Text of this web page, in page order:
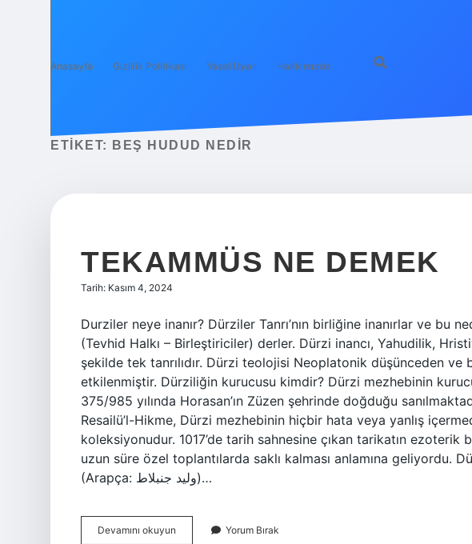
Anasayfa Gizlilik Politikası Yasal Uyarı Hakkımızda
ETIKET: BEŞ HUDUD NEDIR
TEKAMMÜS NE DEMEK
Tarih: Kasım 4, 2024
Durziler neye inanır? Dürziler Tanrı’nın birliğine inanırlar ve bu
(Tevhid Halkı – Birleştiriciler) derler. Dürzi inancı, Yahudilik,
şekilde tek tanrılıdır. Dürzi teolojisi Neoplatonik düşünceden
etkilenmiştir. Dürziliğin kurucusu kimdir? Dürzi mezhebinin
375/985 yılında Horasan’ın Züzen şehrinde doğduğu
Resailü’l-Hikme, Dürzi mezhebinin hiçbir hata veya yanlış
koleksiyonudur. 1017’de tarih sahnesine çıkan tarikatın ezoterik
uzun süre özel toplantılarda saklı kalması anlamına geliyordu.
(Arapça: وليد جنبلاط)…
Devamını okuyun Tekammüs Yorum Bırak